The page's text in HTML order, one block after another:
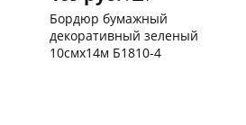
Бордюр бумажный
декоративный зеленый
10смх14м Б1810-4